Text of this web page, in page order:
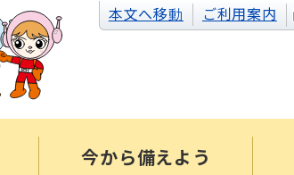
本文へ移動 ご利用案内
今から備えよう